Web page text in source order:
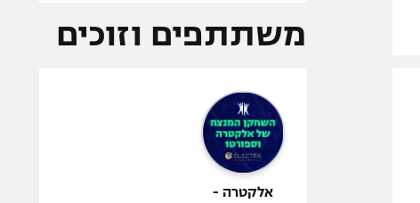
משתתפים וזוכים
אלקטרה -